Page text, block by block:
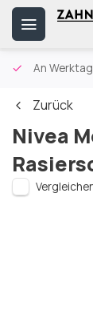
An
Zurück
Nivea